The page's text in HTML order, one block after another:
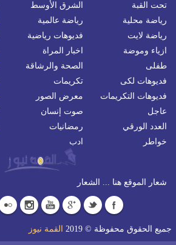
تحت القبة
الشرق الأوسط
رياضة محلية
رياضة عالمية
رياضة لايت
فديوهات رياضية
ازياء وموضة
اخبار المراة
طفلى
الصحة والرشاقة
فديوهات لكى
تكريمات
فديوهات التكريمات
معرض الصور
عاجل
صوت إنسان
العدد الورقي
رمضانيات
خواطر
ادب
شعار الموقع هنا ... الشعار
جميع الحقوق محفوظة © 2019 القمة نيوز